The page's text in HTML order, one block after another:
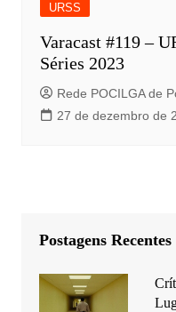
URSS
Varacast #119 –
Séries 2023
Rede POCILGA de
27 de dezembro de
Postagens Recentes